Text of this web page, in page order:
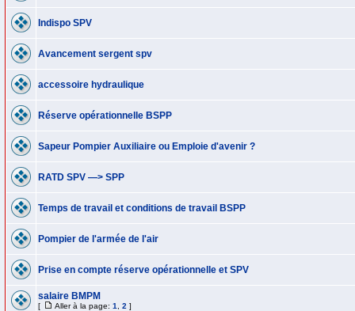
Indispo SPV
Avancement sergent spv
accessoire hydraulique
Réserve opérationnelle BSPP
Sapeur Pompier Auxiliaire ou Emploie d'avenir ?
RATD SPV —> SPP
Temps de travail et conditions de travail BSPP
Pompier de l'armée de l'air
Prise en compte réserve opérationnelle et SPV
salaire BMPM
[ Aller à la page: 1 2 ]